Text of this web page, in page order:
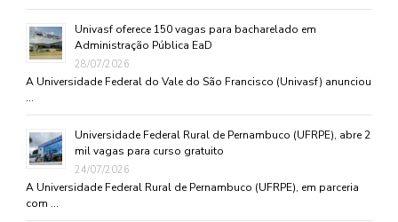
Univasf oferece 150 vagas para bacharelado em
Administração Pública EaD
28/07/2026
A Universidade Federal do Vale do São Francisco (Univasf) anunciou
…
Universidade Federal Rural de Pernambuco (UFRPE), abre 2
mil vagas para curso gratuito
24/07/2026
A Universidade Federal Rural de Pernambuco (UFRPE), em parceria
com …